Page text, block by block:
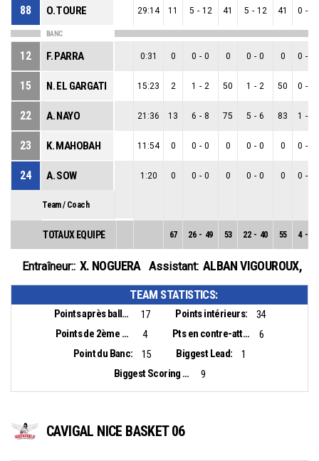
88 O. TOURE 29:14 11 5 - 12 41 5 - 12 41 0 -
BANC
12 F. PARRA 0:31 0 0 - 0 0 0 - 0 0 0 -
15 N. EL GARGATI 15:23 2 1 - 2 50 1 - 2 50 0 -
22 A. NAYO 21:36 13 6 - 8 75 5 - 6 83 1 -
23 K. MAHOBAH 11:54 0 0 - 0 0 0 - 0 0 0 -
24 A. SOW 1:20 0 0 - 0 0 0 - 0 0 0 -
Team / Coach
TOTAUX EQUIPE 67 26 - 49 53 22 - 40 55 4 -
Entraîneur:: X. NOGUERA Assistant: ALBAN VIGOUROUX,
TEAM STATISTICS:
Points après balles perdues: 17 Points intérieurs:
34
Points de 2ème chance:
4 Pts en contre-attaque:
6
Point du Banc:
15 Biggest Lead:
1
Biggest Scoring Run:
9
CAVIGAL NICE BASKET 06